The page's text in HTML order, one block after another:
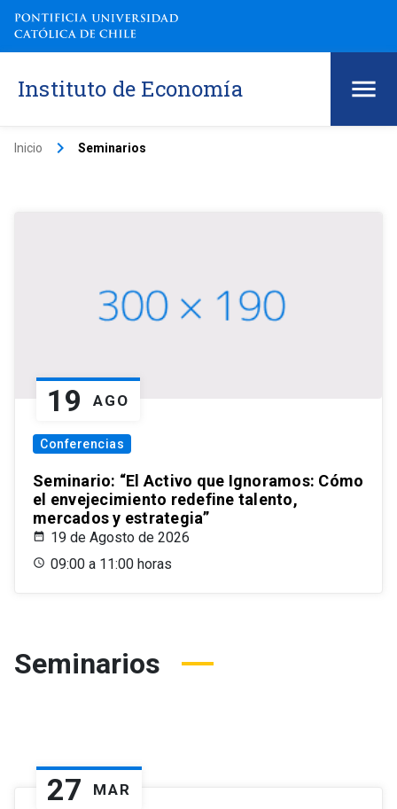
Instituto de Economía
Inicio keyboard_arrow_right Seminarios
19 AGO
Conferencias
Seminario: “El Activo que Ignoramos: Cómo
el envejecimiento redefine talento,
mercados y estrategia”
19 de Agosto de 2026
09:00 a 11:00 horas
Seminarios
27 MAR